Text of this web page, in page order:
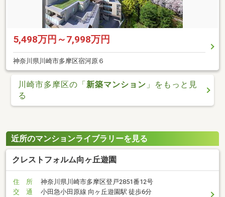
5,498万円～7,998万円
神奈川県川崎市多摩区宿河原６
川崎市多摩区の「新築マンション 」をもっと見
る
近所のマンションライブラリーを見る
クレストフォルム向ヶ丘遊園
住 所
神奈川県川崎市多摩区登戸2851番12号
交 通
小田急小田原線 向ヶ丘遊園駅 徒歩6分